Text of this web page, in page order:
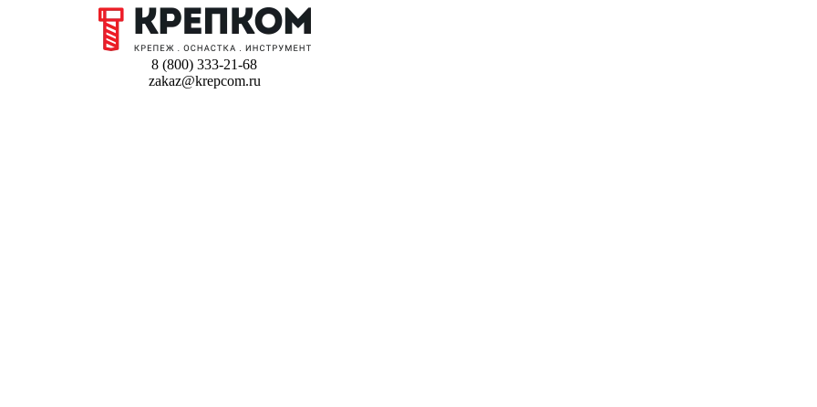
8 (800) 333-21-68
zakaz@krepcom.ru